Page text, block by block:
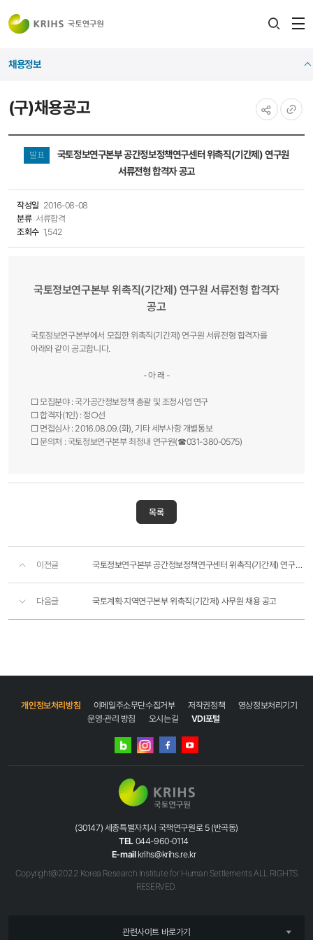
(구)채용공고
채용정보
복사
발표
국토정보연구본부 공간정보정책연구센터 위촉직(기간제) 연구원
서류전형 합격자 공고
작성일 2016-08-08
분류 서류합격
조회수 1,542
국토정보연구본부 위촉직(기간제) 연구원 서류전형 합격자
공고
국토정보연구본부에서 모집한 위촉직(기간제) 연구원 서류전형 합격자를
아래와 같이 공고합니다.
- 아 래 -
□ 모집분야 : 국가공간정보정책 총괄 및 조정사업 연구
□ 합격자(1인) : 정○선
□ 면접심사 : 2016.08.09.(화), 기타 세부사항 개별통보
□ 문의처 : 국토정보연구본부 최정내 연구원(☎031-380-0575)​
목록
이전글 국토정보연구본부 공간정보정책연구센터 위촉직(기간제) 연구원 최종 합격자 공고
다음글 국토계획·지역연구본부 위촉직(기간제) 사무원 채용 공고
개인정보처리방침 이메일주소무단수집거부 저작권정책
영상정보처리기기
운영·관리 방침
오시는길 VDI포털
네이버
인스타그램
(30147) 세종특별자치시 국책연구원로 5 (반곡동)
TEL 044-960-0114
E-mail krihs@krihs.re.kr
Copyright@2022 Korea Research Institute for Human Settlements ALL RIGHTS
RESERVED.
관련사이트 바로가기